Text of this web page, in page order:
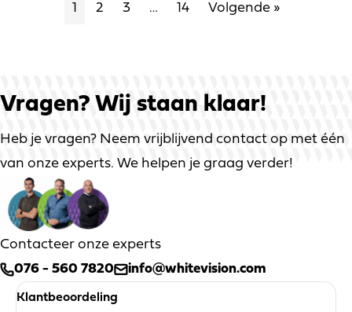
1 2 3 … 14 Volgende »
Vragen? Wij staan klaar!
Heb je vragen? Neem vrijblijvend contact op met één
van onze experts. We helpen je graag verder!
Contacteer onze experts
076 - 560 7820
info@whitevision.com
Klantbeoordeling